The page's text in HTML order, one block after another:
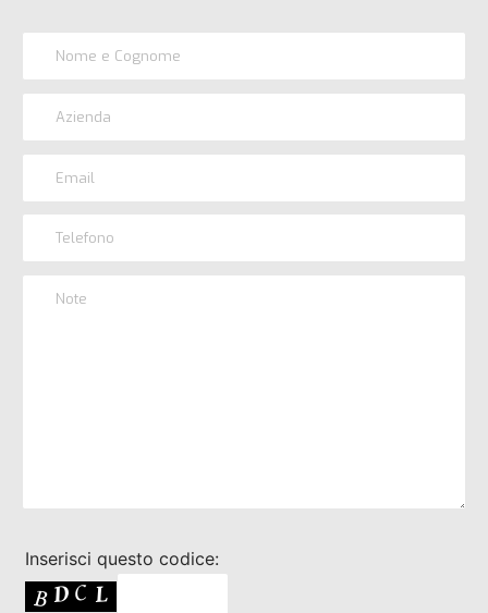
Inserisci questo codice: